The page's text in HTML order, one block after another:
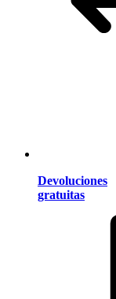
Devoluciones
gratuitas